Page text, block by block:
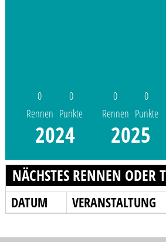
0
Rennen
0
Punkte
2024
0
Rennen
0
Punkte
2025
NÄCHSTES RENNEN ODER
DATUM VERANSTALTUNG